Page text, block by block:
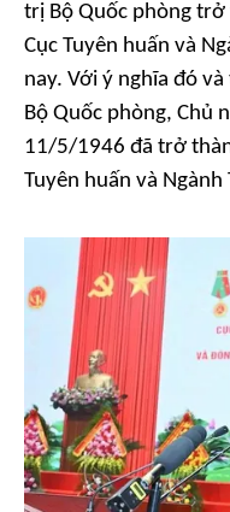
trị Bộ Quốc phòng
Cục Tuyên huấn và
nay. Với ý nghĩa đó
Bộ Quốc phòng, Chủ
11/5/1946 đã trở
Tuyên huấn và